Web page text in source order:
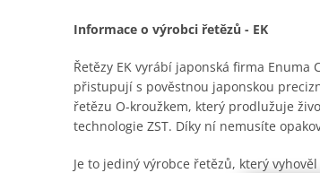
Informace o výrobci řetězů - EK
Řetězy EK vyrábí japonská firma
přistupují s pověstnou japonskou
řetězu O-kroužkem, který prodlužuje
technologie ZST. Díky ní nemusíte
Je to jediný výrobce řetězů, který